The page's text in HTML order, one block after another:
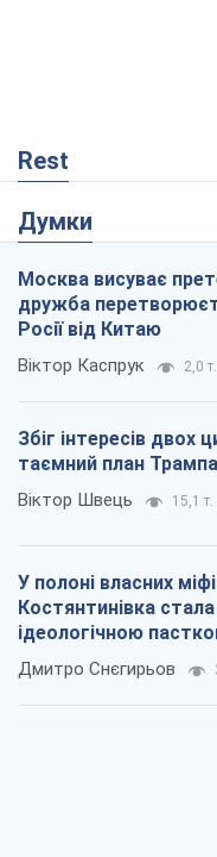
Rest
Думки
Москва висуває
дружба
Росії від Китаю
Віктор Каспрук 2,0 т.
Збіг інтересів двох
таємний план Трампа
Віктор Швець 15,1 т.
У полоні власних
Костянтинівка
ідеологічною
окупантів
Дмитро Снєгирьов